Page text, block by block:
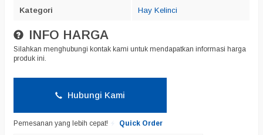
Kategori Hay Kelinci
INFO HARGA
Silahkan menghubungi kontak kami untuk mendapatkan informasi harga
produk ini.
Hubungi Kami
Pemesanan yang lebih cepat! Quick Order